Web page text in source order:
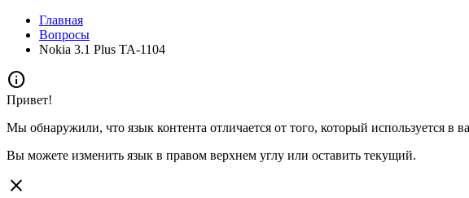
Главная
Вопросы
Nokia 3.1 Plus TA-1104
info
Привет!
Мы обнаружили, что язык контента отличается от того, который используется в
Вы можете изменить язык в правом верхнем углу или оставить текущий.
close